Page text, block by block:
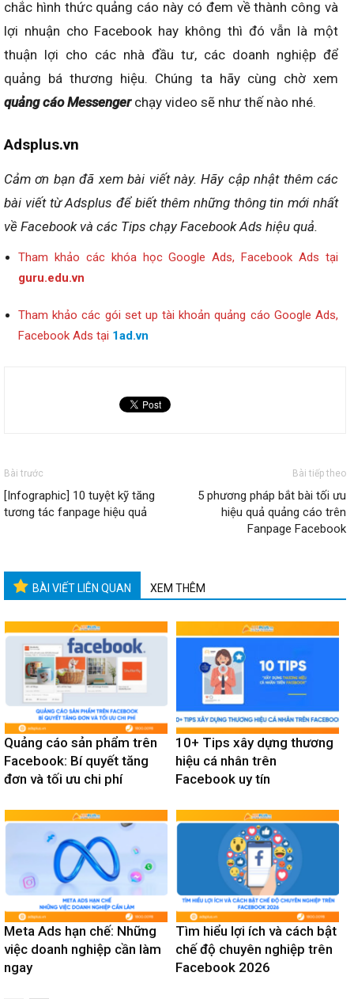
chắc hình thức quảng cáo này có đem về thành công và
lợi nhuận cho Facebook hay không thì đó vẫn là một
thuận lợi cho các nhà đầu tư, các doanh nghiệp để
quảng bá thương hiệu. Chúng ta hãy cùng chờ xem
quảng cáo Messengerchạy video sẽ như thế nào nhé.
Adsplus.vn
Cảm ơn bạn đã xem bài viết này. Hãy cập nhật thêm các
bài viết từ Adsplus để biết thêm những thông tin mới nhất
về Facebook và các Tips chạy Facebook Ads hiệu quả.
Tham khảo các khóa học Google Ads, Facebook Ads tại
guru.edu.vn
Tham khảo các gói set up tài khoản quảng cáo Google Ads,
Facebook Ads tại 1ad.vn
Bài trước
[Infographic] 10 tuyệt kỹ tăng
tương tác fanpage hiệu quả
Bài tiếp theo
5 phương pháp bắt bài tối ưu
hiệu quả quảng cáo trên
Fanpage Facebook
BÀI VIẾT LIÊN QUAN XEM THÊM
Quảng cáo sản phẩm trên
Facebook: Bí quyết tăng
đơn và tối ưu chi phí
10+ Tips xây dựng thương
hiệu cá nhân trên
Facebook uy tín
Meta Ads hạn chế: Những
việc doanh nghiệp cần làm
ngay
Tìm hiểu lợi ích và cách bật
chế độ chuyên nghiệp trên
Facebook 2026